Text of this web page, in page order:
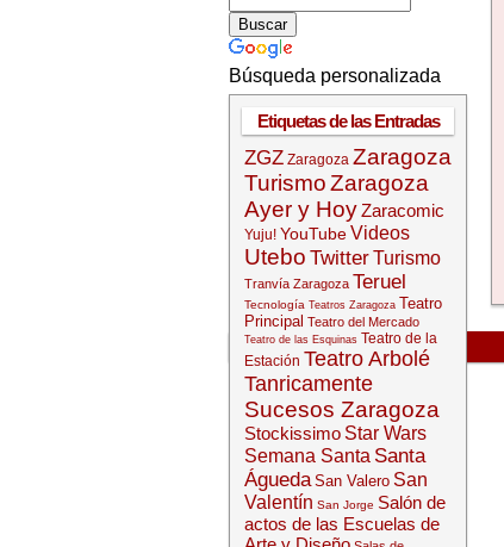
Búsqueda personalizada
Etiquetas de las Entradas
ZGZ Zaragoza Zaragoza
TurismoZaragoza
Ayer y HoyZaracomic
Yuju! YouTubeVideos
Utebo TwitterTurismo
Tranvía Zaragoza Teruel
Tecnología Teatros Zaragoza Teatro
Principal Teatro del Mercado
Teatro de las Esquinas Teatro de la
Estación Teatro Arbolé
Tanricamente
Sucesos Zaragoza
Stockissimo Star Wars
Semana Santa Santa
Águeda San Valero San
Valentín San Jorge Salón de
actos de las Escuelas de